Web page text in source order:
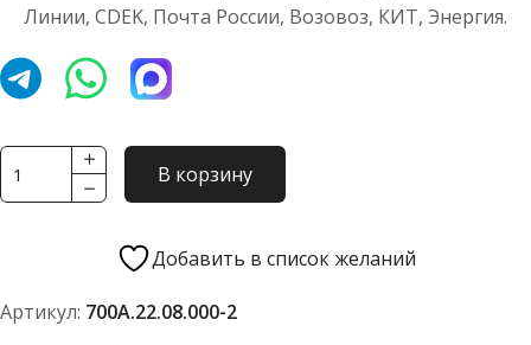
Линии, CDEK, Почта России, Возовоз, КИТ, Энергия.
Количество
товара
700А.22.08.000-
В корзину
Добавить в список желаний
Артикул: 700А.22.08.000-2